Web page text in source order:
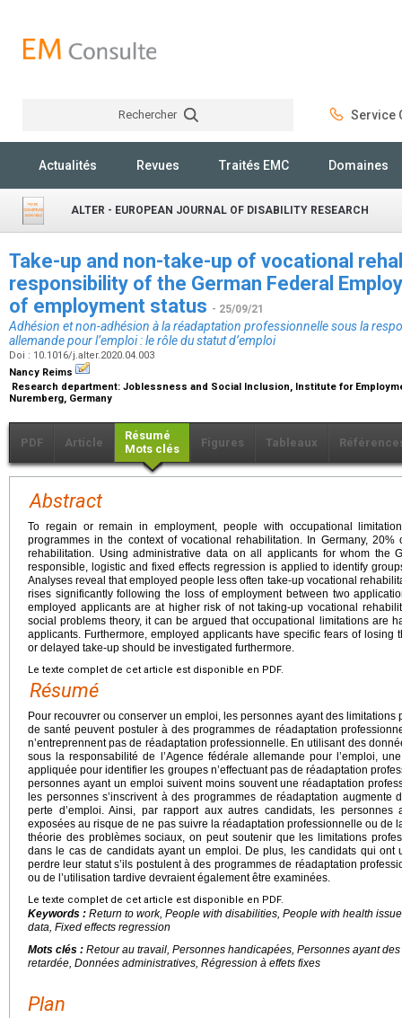
Rechercher Service
Actualités Revues Traités EMC Domaines
ALTER - EUROPEAN JOURNAL OF DISABILITY RESEARCH
Take-up and non-take-up of vocational
responsibility of the German Federal
of employment status - 25/09/21
Adhésion et non-adhésion à la réadaptation professionnelle sous la
allemande pour l’emploi : le rôle du statut d’emploi
Doi : 10.1016/j.alter.2020.04.003
Nancy Reims
Research department: Joblessness and Social Inclusion, Institute for
Nuremberg, Germany
PDF Article
Résumé
Mots clés
Figures Tableaux
Abstract
To regain or remain in employment, people with occupational
programmes in the context of vocational rehabilitation. In Germany,
rehabilitation. Using administrative data on all applicants for whom the
responsible, logistic and fixed effects regression is applied to identify
Analyses reveal that employed people less often take-up vocational
rises significantly following the loss of employment between two
employed applicants are at higher risk of not taking-up vocational
social problems theory, it can be argued that occupational limitations are
applicants. Furthermore, employed applicants have specific fears of losing
or delayed take-up should be investigated furthermore.
Le texte complet de cet article est disponible en PDF.
Résumé
Pour recouvrer ou conserver un emploi, les personnes ayant des
de santé peuvent postuler à des programmes de réadaptation
n’entreprennent pas de réadaptation professionnelle. En utilisant des
sous la responsabilité de l’Agence fédérale allemande pour l’emploi,
appliquée pour identifier les groupes n’effectuant pas de réadaptation
personnes ayant un emploi suivent moins souvent une réadaptation
les personnes s’inscrivent à des programmes de réadaptation augmente
perte d’emploi. Ainsi, par rapport aux autres candidats, les
exposées au risque de ne pas suivre la réadaptation professionnelle ou de
théorie des problèmes sociaux, on peut soutenir que les limitations
dans le cas de candidats ayant un emploi. De plus, les candidats qui ont
perdre leur statut s’ils postulent à des programmes de réadaptation
ou de l’utilisation tardive devraient également être examinées.
Le texte complet de cet article est disponible en PDF.
Keywords : Return to work, People with disabilities, People with health
data, Fixed effects regression
Mots clés : Retour au travail, Personnes handicapées, Personnes ayant
retardée, Données administratives, Régression à effets fixes
Plan